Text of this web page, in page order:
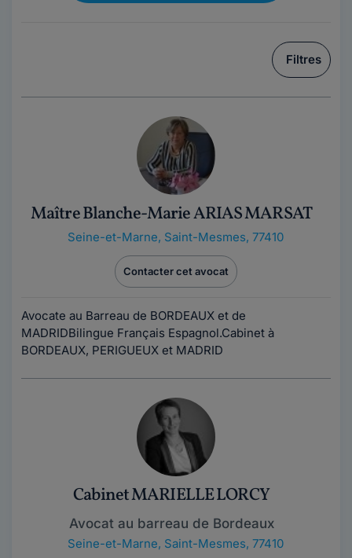
Filtres
Maître Blanche-Marie ARIAS MARSAT
Seine-et-Marne, Saint-Mesmes, 77410
Contacter cet avocat
Avocate au Barreau de BORDEAUX et de
MADRIDBilingue Français Espagnol.Cabinet à
BORDEAUX, PERIGUEUX et MADRID
Cabinet MARIELLE LORCY
Avocat au barreau de Bordeaux
Seine-et-Marne, Saint-Mesmes, 77410